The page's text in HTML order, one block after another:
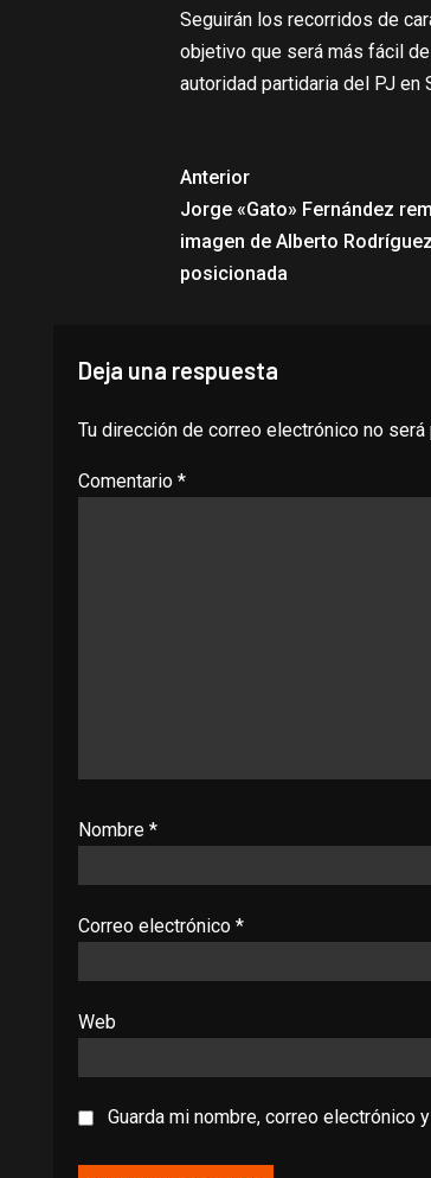
Seguirán los recorridos de
objetivo que será más fácil
autoridad partidaria del PJ en
Anterior
Jorge «Gato» Fernández
imagen de Alberto
posicionada
Deja una respuesta
Tu dirección de correo electrónico no será
Comentario *
Nombre *
Correo electrónico *
Web
Guarda mi nombre, correo electrónico